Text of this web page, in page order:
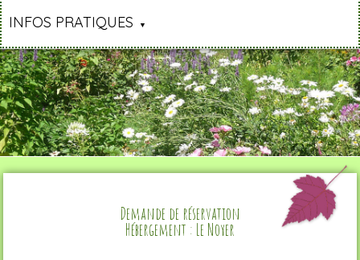
INFOS PRATIQUES
Demande de réservation
Hébergement : Le Noyer